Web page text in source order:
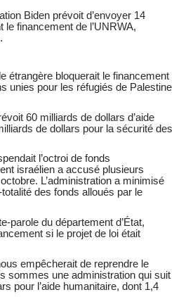
Biden prévoit d’envoyer 14
le financement de l’UNRWA,
étrangère bloquerait le financement
unies pour les réfugiés de Palestine
60 milliards de dollars d’aide
de dollars pour la sécurité des
l’octroi de fonds
israélien a accusé plusieurs
L’administration a minimisé
des fonds alloués par le
parole du département d’État,
si le projet de loi était
empêcherait de reprendre le
sommes une administration qui suit
pour l’aide humanitaire, dont 1,4